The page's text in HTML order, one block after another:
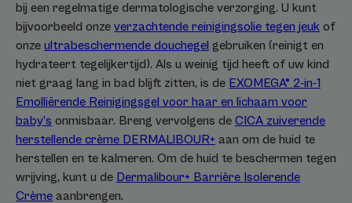
bij een regelmatige dermatologische verzorging. U kunt
bijvoorbeeld onze verzachtende reinigingsolie tegen jeuk of
onze ultrabeschermende douchegel gebruiken (reinigt en
hydrateert tegelijkertijd). Als u weinig tijd heeft of uw kind
niet graag lang in bad blijft zitten, is de EXOMEGA® 2-in-1
Emolliërende Reinigingsgel voor haar en lichaam voor
baby’s onmisbaar. Breng vervolgens de CICA zuiverende
herstellende crème DERMALIBOUR+ aan om de huid te
herstellen en te kalmeren. Om de huid te beschermen tegen
wrijving, kunt u de Dermalibour+ Barrière Isolerende
Crème aanbrengen.